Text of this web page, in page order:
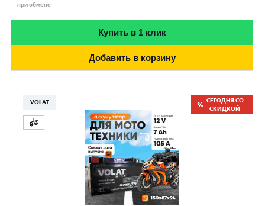
при обмене
Купить в 1 клик
Добавить в корзину
VOLAT
СЕГОДНЯ СО
СКИДКОЙ